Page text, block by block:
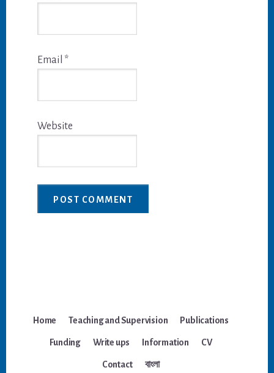
Email *
Website
Home Teaching and Supervision Publications
Funding Write ups Information CV
Contact বাংলা